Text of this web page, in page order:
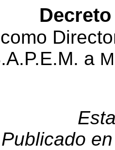
Decreto
a
Publicado